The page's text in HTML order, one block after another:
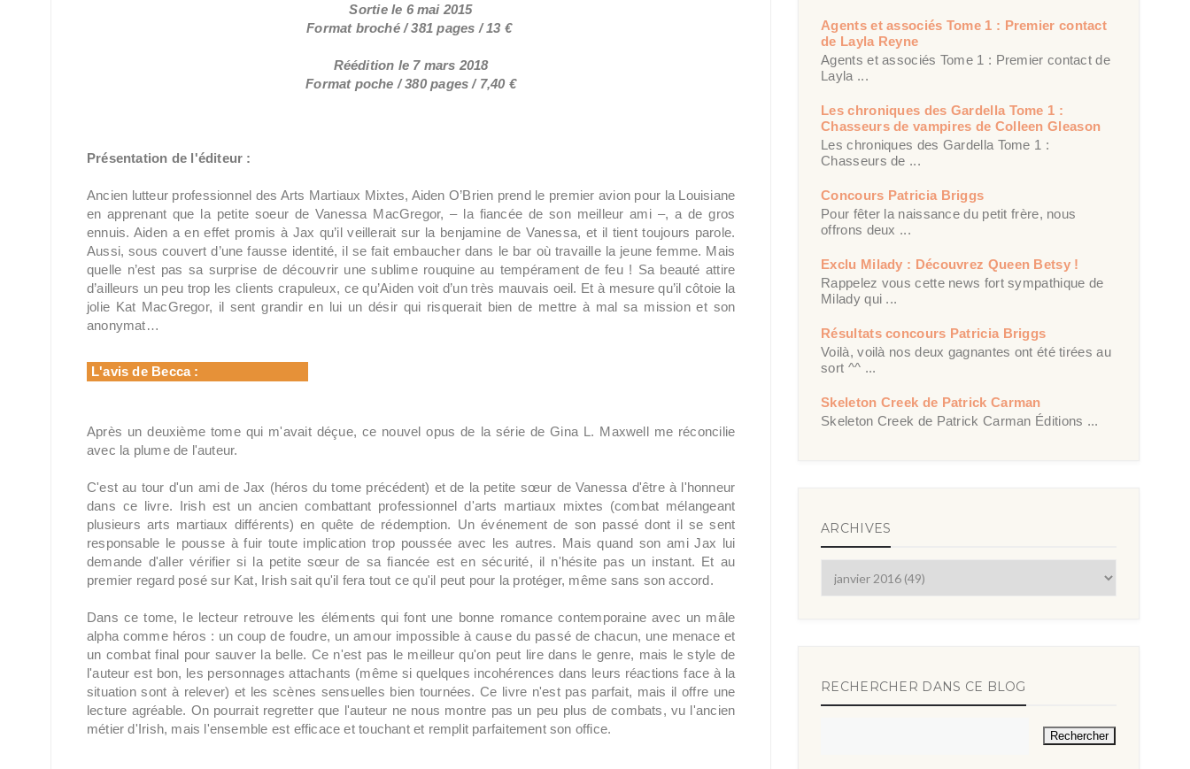
Sortie le 6 mai 2015
Format broché / 381 pages / 13 €
Réédition le 7 mars 2018
Format poche / 380 pages / 7,40 €
Présentation de l'éditeur :
Ancien lutteur professionnel des Arts Martiaux Mixtes, Aiden O’Brien prend le premier avion pour la Louisiane
en apprenant que la petite soeur de Vanessa MacGregor, – la fiancée de son meilleur ami –, a de gros
ennuis. Aiden a en effet promis à Jax qu’il veillerait sur la benjamine de Vanessa, et il tient toujours parole.
Aussi, sous couvert d’une fausse identité, il se fait embaucher dans le bar où travaille la jeune femme. Mais
quelle n’est pas sa surprise de découvrir une sublime rouquine au tempérament de feu ! Sa beauté attire
d’ailleurs un peu trop les clients crapuleux, ce qu’Aiden voit d’un très mauvais oeil. Et à mesure qu’il côtoie la
jolie Kat MacGregor, il sent grandir en lui un désir qui risquerait bien de mettre à mal sa mission et son
anonymat…
L'avis de Becca :
Après un deuxième tome qui m'avait déçue, ce nouvel opus de la série de Gina L. Maxwell me réconcilie
avec la plume de l'auteur.
C'est au tour d'un ami de Jax (héros du tome précédent) et de la petite sœur de Vanessa d'être à l'honneur
dans ce livre. Irish est un ancien combattant professionnel d'arts martiaux mixtes (combat mélangeant
plusieurs arts martiaux différents) en quête de rédemption. Un événement de son passé dont il se sent
responsable le pousse à fuir toute implication trop poussée avec les autres. Mais quand son ami Jax lui
demande d'aller vérifier si la petite sœur de sa fiancée est en sécurité, il n'hésite pas un instant. Et au
premier regard posé sur Kat, Irish sait qu'il fera tout ce qu'il peut pour la protéger, même sans son accord.
Dans ce tome, le lecteur retrouve les éléments qui font une bonne romance contemporaine avec un mâle
alpha comme héros : un coup de foudre, un amour impossible à cause du passé de chacun, une menace et
un combat final pour sauver la belle. Ce n'est pas le meilleur qu'on peut lire dans le genre, mais le style de
l'auteur est bon, les personnages attachants (même si quelques incohérences dans leurs réactions face à la
situation sont à relever) et les scènes sensuelles bien tournées. Ce livre n'est pas parfait, mais il offre une
lecture agréable. On pourrait regretter que l'auteur ne nous montre pas un peu plus de combats, vu l'ancien
métier d'Irish, mais l'ensemble est efficace et touchant et remplit parfaitement son office.
Agents et associés Tome 1 : Premier contact
de Layla Reyne
Agents et associés Tome 1 : Premier contact de
Layla ...
Les chroniques des Gardella Tome 1 :
Chasseurs de vampires de Colleen Gleason
Les chroniques des Gardella Tome 1 :
Chasseurs de ...
Concours Patricia Briggs
Pour fêter la naissance du petit frère, nous
offrons deux ...
Exclu Milady : Découvrez Queen Betsy !
Rappelez vous cette news fort sympathique de
Milady qui ...
Résultats concours Patricia Briggs
Voilà, voilà nos deux gagnantes ont été tirées au
sort ^^ ...
Skeleton Creek de Patrick Carman
Skeleton Creek de Patrick Carman Éditions ...
ARCHIVES
RECHERCHER DANS CE BLOG